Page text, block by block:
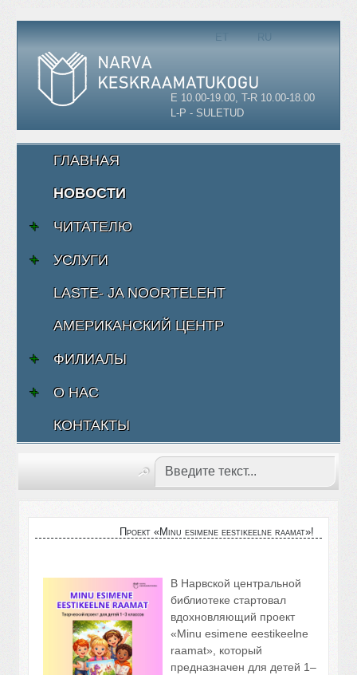
Выберите язык
ET RU
E 10.00-19.00, T-R 10.00-18.00
L-P - SULETUD
ГЛАВНАЯ
НОВОСТИ
ЧИТАТЕЛЮ
УСЛУГИ
LASTE- JA NOORTELEHT
АМЕРИКАНСКИЙ ЦЕНТР
ФИЛИАЛЫ
О НАС
КОНТАКТЫ
Проект «Minu esimene eestikeelne raamat»!
В Нарвской центральной
библиотеке стартовал
вдохновляющий проект
«Minu esimene eestikeelne
raamat», который
предназначен для детей 1–